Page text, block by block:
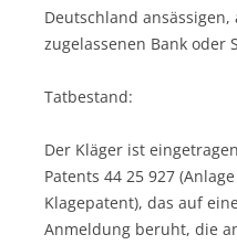
Deutschland
zugelassenen Bank oder
Tatbestand:
Der Kläger ist
Patents 44 25 927
Klagepatent), das auf
Anmeldung beruht, die